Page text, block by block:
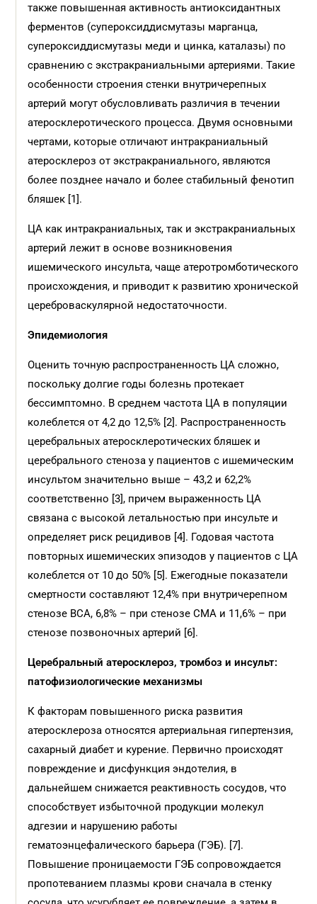
также повышенная активность антиоксидантных
ферментов (супероксиддисмутазы марганца,
супероксиддисмутазы меди и цинка, каталазы) по
сравнению с экстракраниальными артериями. Такие
особенности строения стенки внутричерепных
артерий могут обусловливать различия в течении
атеросклеротического процесса. Двумя основными
чертами, которые отличают интракраниальный
атеросклероз от экстракраниального, являются
более позднее начало и более стабильный фенотип
бляшек [1].
ЦА как интракраниальных, так и экстракраниальных
артерий лежит в основе возникновения
ишемического инсульта, чаще атеротромботического
происхождения, и приводит к развитию хронической
цереброваскулярной недостаточности.
Эпидемиология
Оценить точную распространенность ЦА сложно,
поскольку долгие годы болезнь протекает
бессимптомно. В среднем частота ЦА в популяции
колеблется от 4,2 до 12,5% [2]. Распространенность
церебральных атеросклеротических бляшек и
церебрального стеноза у пациентов с ишемическим
инсультом значительно выше – 43,2 и 62,2%
соответственно [3], причем выраженность ЦА
связана с высокой летальностью при инсульте и
определяет риск рецидивов [4]. Годовая частота
повторных ишемических эпизодов у пациентов с ЦА
колеблется от 10 до 50% [5]. Ежегодные показатели
смертности составляют 12,4% при внутричерепном
стенозе ВСА, 6,8% – при стенозе СМА и 11,6% – при
стенозе позвоночных артерий [6].
Церебральный атеросклероз, тромбоз и инсульт:
патофизиологические механизмы
К факторам повышенного риска развития
атеросклероза относятся артериальная гипертензия,
сахарный диабет и курение. Первично происходят
повреждение и дисфункция эндотелия, в
дальнейшем снижается реактивность сосудов, что
способствует избыточной продукции молекул
адгезии и нарушению работы
гематоэнцефалического барьера (ГЭБ). [7].
Повышение проницаемости ГЭБ сопровождается
пропотеванием плазмы крови сначала в стенку